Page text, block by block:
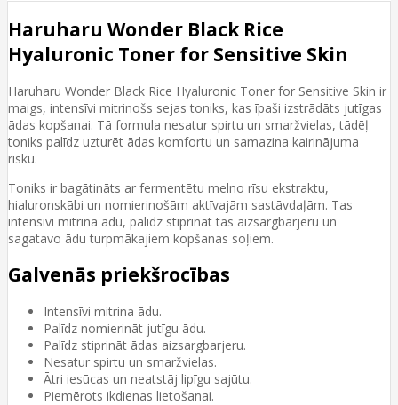
Haruharu Wonder Black Rice
Hyaluronic Toner for Sensitive Skin
Haruharu Wonder Black Rice Hyaluronic Toner for Sensitive Skin ir
maigs, intensīvi mitrinošs sejas toniks, kas īpaši izstrādāts jutīgas
ādas kopšanai. Tā formula nesatur spirtu un smaržvielas, tādēļ
toniks palīdz uzturēt ādas komfortu un samazina kairinājuma
risku.
Toniks ir bagātināts ar fermentētu melno rīsu ekstraktu,
hialuronskābi un nomierinošām aktīvajām sastāvdaļām. Tas
intensīvi mitrina ādu, palīdz stiprināt tās aizsargbarjeru un
sagatavo ādu turpmākajiem kopšanas soļiem.
Galvenās priekšrocības
Intensīvi mitrina ādu.
Palīdz nomierināt jutīgu ādu.
Palīdz stiprināt ādas aizsargbarjeru.
Nesatur spirtu un smaržvielas.
Ātri iesūcas un neatstāj lipīgu sajūtu.
Piemērots ikdienas lietošanai.